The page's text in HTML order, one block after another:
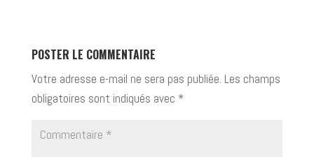
POSTER LE COMMENTAIRE
Votre adresse e-mail ne sera pas publiée. Les champs
obligatoires sont indiqués avec *